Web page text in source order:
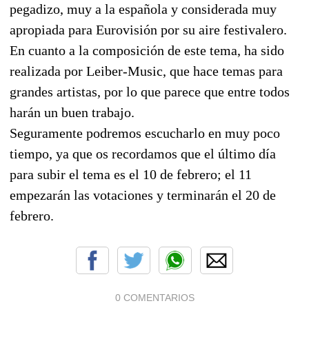
pegadizo, muy a la española y considerada muy
apropiada para Eurovisión por su aire festivalero.
En cuanto a la composición de este tema, ha sido
realizada por Leiber-Music, que hace temas para
grandes artistas, por lo que parece que entre todos
harán un buen trabajo.
Seguramente podremos escucharlo en muy poco
tiempo, ya que os recordamos que el último día
para subir el tema es el 10 de febrero; el 11
empezarán las votaciones y terminarán el 20 de
febrero.
0 COMENTARIOS